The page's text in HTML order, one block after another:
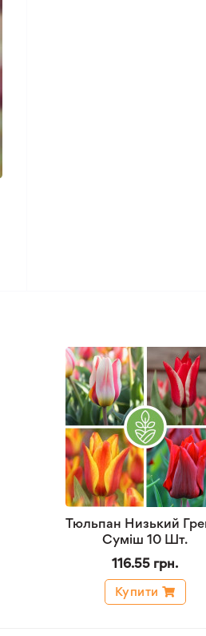
Тюльпан Низький
Суміш 10 Шт.
116.55 грн.
Купити